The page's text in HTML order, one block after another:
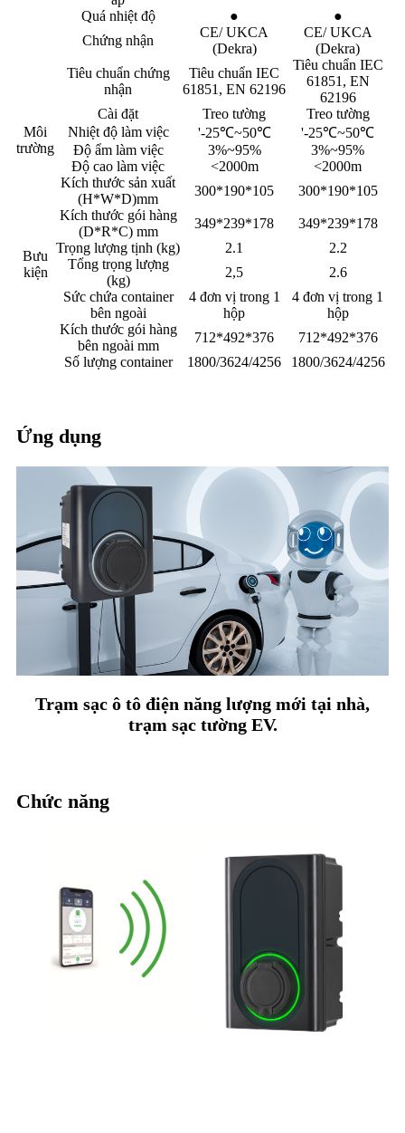
Quá nhiệt độ
●
●
Chứng nhận
CE/ UKCA
(Dekra)
CE/ UKCA
(Dekra)
Tiêu chuẩn chứng
nhận
Tiêu chuẩn IEC
61851, EN 62196
Tiêu chuẩn IEC
61851, EN
62196
Môi
trường
Cài đặt Treo tường
Treo tường
Nhiệt độ làm việc
'-25℃~50℃
'-25℃~50℃
Độ ẩm làm việc
3%~95%
3%~95%
Độ cao làm việc
<2000m <2000m
Bưu
kiện
Kích thước sản xuất
(H*W*D)mm
300*190*105
300*190*105
Kích thước gói hàng
(D*R*C) mm
349*239*178
349*239*178
Trọng lượng tịnh (kg)
2.1
2.2
Tổng trọng lượng
(kg)
2,5
2.6
Sức chứa container
bên ngoài
4 đơn vị trong 1
hộp
4 đơn vị trong 1
hộp
Kích thước gói hàng
bên ngoài mm
712*492*376
712*492*376
Số lượng container
1800/3624/4256 1800/3624/4256
Ứng dụng
Trạm sạc ô tô điện năng lượng mới tại nhà,
trạm sạc tường EV.
Chức năng